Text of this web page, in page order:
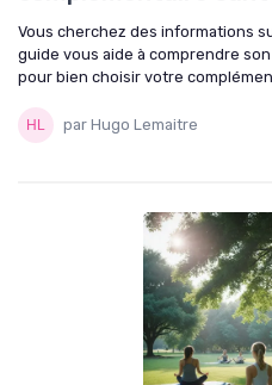
Vous cherchez des informations
guide vous aide à comprendre
pour bien choisir votre
par Hugo Lemaitre